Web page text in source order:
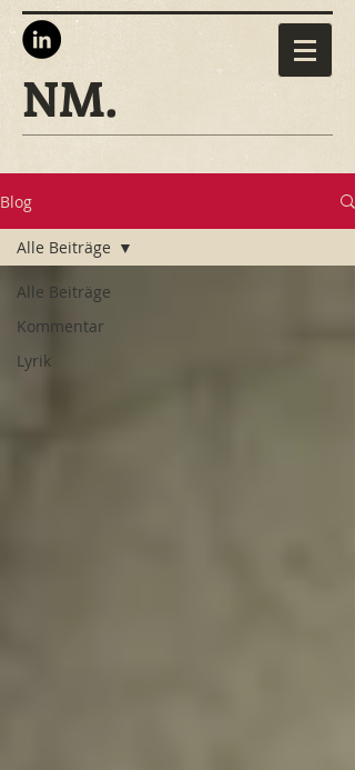
NM.
Blog
Alle Beiträge
Kommentar
Lyrik
Alle Beiträge